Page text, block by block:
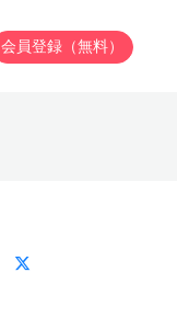
会員登録（無料）